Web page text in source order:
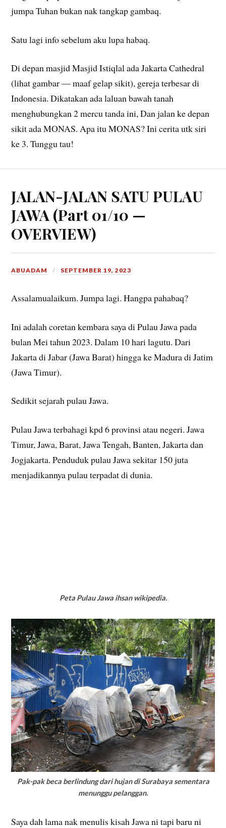
jumpa Tuhan bukan nak tangkap gambaq.
Satu lagi info sebelum aku lupa habaq.
Di depan masjid Masjid Istiqlal ada Jakarta Cathedral
(lihat gambar — maaf gelap sikit), gereja terbesar di
Indonesia. Dikatakan ada laluan bawah tanah
menghubungkan 2 mercu tanda ini, Dan jalan ke depan
sikit ada MONAS. Apa itu MONAS? Ini cerita utk siri
ke 3. Tunggu tau!
JALAN-JALAN SATU PULAU
JAWA (Part 01/10 —
OVERVIEW)
ABUADAM SEPTEMBER 19, 2023
Assalamualaikum. Jumpa lagi. Hangpa pahabaq?
Ini adalah coretan kembara saya di Pulau Jawa pada
bulan Mei tahun 2023. Dalam 10 hari lagutu. Dari
Jakarta di Jabar (Jawa Barat) hingga ke Madura di Jatim
(Jawa Timur).
Sedikit sejarah pulau Jawa.
Pulau Jawa terbahagi kpd 6 provinsi atau negeri. Jawa
Timur, Jawa, Barat, Jawa Tengah, Banten, Jakarta dan
Jogjakarta. Penduduk pulau Jawa sekitar 150 juta
menjadikannya pulau terpadat di dunia.
Peta Pulau Jawa ihsan wikipedia.
Pak-pak beca berlindung dari hujan di Surabaya sementara
menunggu pelanggan.
Saya dah lama nak menulis kisah Jawa ni tapi baru ni